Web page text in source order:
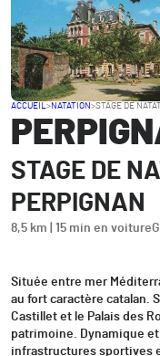
ACCUEIL>NATATION>STAGE DE
STAGE DE
PERPIGNAN
8,5 km | 15 min en voiture
Située entre mer
au fort caractère catalan.
Castillet et le Palais des
patrimoine. Dynamique
infrastructures sportives